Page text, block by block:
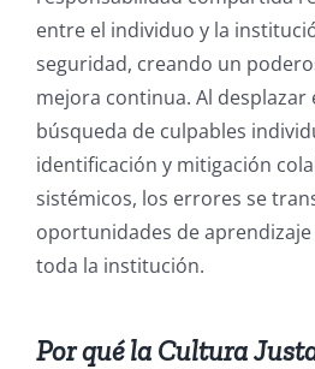
entre el individuo y la
seguridad, creando un
mejora continua. Al desplazar
búsqueda de culpables
identificación y mitigación
sistémicos, los errores se
oportunidades de
toda la institución.
Por qué la Cultura